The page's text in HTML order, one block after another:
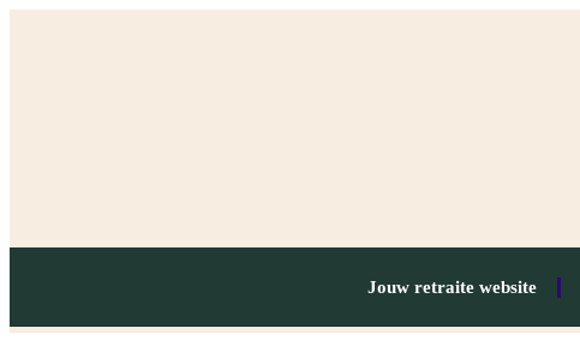
Jouw retraite website